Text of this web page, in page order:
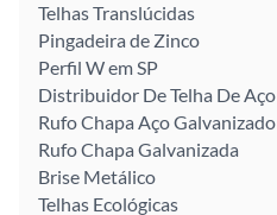
Telhas Translúcidas
Pingadeira de Zinco
Perfil W em SP
Distribuidor De Telha De Aço
Rufo Chapa Aço Galvanizado
Rufo Chapa Galvanizada
Brise Metálico
Telhas Ecológicas